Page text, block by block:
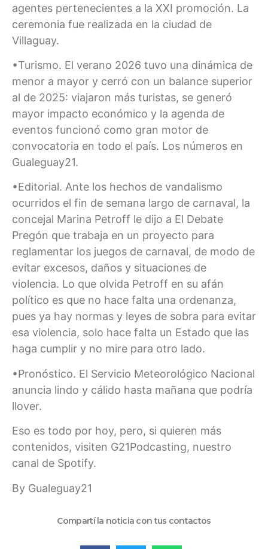
agentes pertenecientes a la XXI promoción. La
ceremonia fue realizada en la ciudad de
Villaguay.
•Turismo. El verano 2026 tuvo una dinámica de
menor a mayor y cerró con un balance superior
al de 2025: viajaron más turistas, se generó
mayor impacto económico y la agenda de
eventos funcionó como gran motor de
convocatoria en todo el país. Los números en
Gualeguay21.
•Editorial. Ante los hechos de vandalismo
ocurridos el fin de semana largo de carnaval, la
concejal Marina Petroff le dijo a El Debate
Pregón que trabaja en un proyecto para
reglamentar los juegos de carnaval, de modo de
evitar excesos, daños y situaciones de
violencia. Lo que olvida Petroff en su afán
político es que no hace falta una ordenanza,
pues ya hay normas y leyes de sobra para evitar
esa violencia, solo hace falta un Estado que las
haga cumplir y no mire para otro lado.
•Pronóstico. El Servicio Meteorológico Nacional
anuncia lindo y cálido hasta mañana que podría
llover.
Eso es todo por hoy, pero, si quieren más
contenidos, visiten G21Podcasting, nuestro
canal de Spotify.
By Gualeguay21
Compartí la noticia con tus contactos